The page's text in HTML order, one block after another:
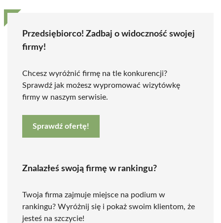
Przedsiębiorco! Zadbaj o widoczność swojej
firmy!
Chcesz wyróżnić firmę na tle konkurencji?
Sprawdź jak możesz wypromować wizytówkę
firmy w naszym serwisie.
Sprawdź ofertę!
Znalazłeś swoją firmę w rankingu?
Twoja firma zajmuje miejsce na podium w
rankingu? Wyróżnij się i pokaż swoim klientom, że
jesteś na szczycie!